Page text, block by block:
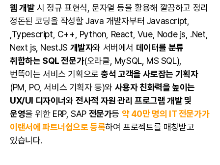
웹 개발 시정규 표현식 ,문자열 등을 활용해 깔끔하고 정리
정돈된 코딩을 작성할Java 개발자부터 Javascript
Typescript C++ Python React Vue, Node js , .Net,
Next js NestJS 개발자와 서버에서 데이터를 분류
취합하는 SQL전문가(오라클 MySQL, MS SQL),
번뜩이는 서비스 기획으로충석 고객을 사로잡는 기획자
(PM , PO,서비스 기획자등)와 사용자 친화력을 높이는
UX/UI 디자이너와전사적 자원 관리 프로그램 개발 및
운영을 위한 ERP,SAP 전문가등 약 40만 명의 IT 전문가가
이랜서에 파트너쉽으로 등록하여 프로젝트를 매칭받고
있습니다.